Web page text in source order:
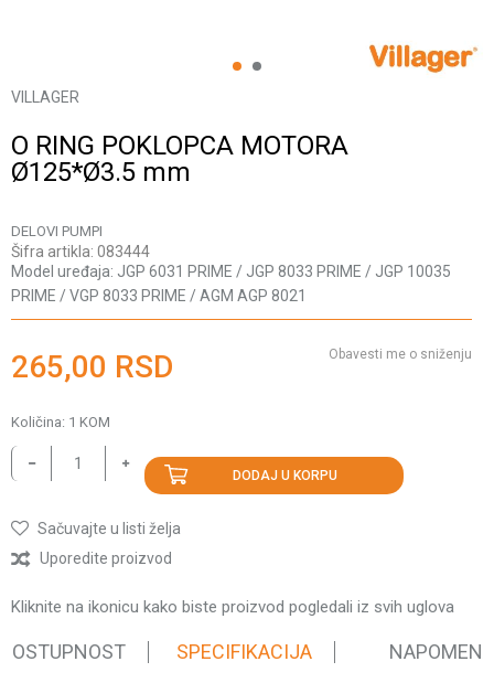
1 2
VILLAGER
O RING POKLOPCA MOTORA
Ø125*Ø3.5 mm
DELOVI PUMPI
Šifra artikla: 083444
Model uređaja: JGP 6031 PRIME / JGP 8033 PRIME / JGP 10035
PRIME / VGP 8033 PRIME / AGM AGP 8021
265,00 RSD Obavesti me o sniženju
Količina: 1 KOM
DODAJ U KORPU
Sačuvajte u listi želja
Uporedite proizvod
Kliknite na ikonicu kako biste proizvod pogledali iz svih uglova
SPECIFIKACIJA NAPOMENA